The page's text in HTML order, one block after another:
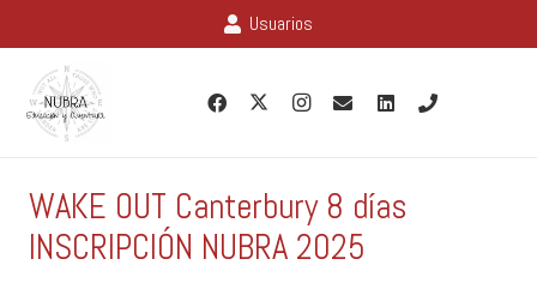
Usuarios
WAKE OUT Canterbury 8 días
INSCRIPCIÓN NUBRA 2025